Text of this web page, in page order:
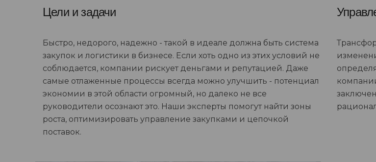
Цели и задачи
Быстро, недорого, надежно - такой в идеале должна быть система
закупок и логистики в бизнесе. Если хоть одно из этих условий не
соблюдается, компании рискует деньгами и репутацией. Даже
самые отлаженные процессы всегда можно улучшить - потенциал
экономии в этой области огромный, но далеко не все
руководители осознают это. Наши эксперты помогут найти зоны
роста, оптимизировать управление закупками и цепочкой
поставок.